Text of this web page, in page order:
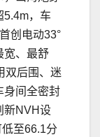
5.4m，车
创电动33°
宽、最舒
双后围、迷
身间全密封
新NVH设
至66.1分